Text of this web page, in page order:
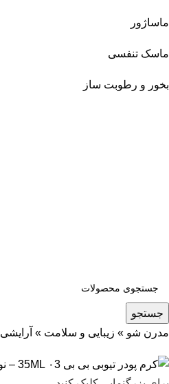
ماساژور
ماسک تنفسی
بخور و رطوبت ساز
جستجو
مدرن شو » زیبایی و سلامت » آرایشی